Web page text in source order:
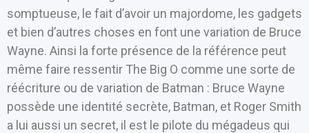
somptueuse, le fait d’avoir un majordome, les gadgets
et bien d’autres choses en font une variation de Bruce
Wayne. Ainsi la forte présence de la référence peut
même faire ressentir The Big O comme une sorte de
réécriture ou de variation de Batman : Bruce Wayne
possède une identité secrète, Batman, et Roger Smith
a lui aussi un secret, il est le pilote du mégadeus qui